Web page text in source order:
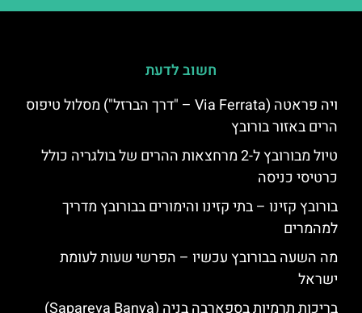
חשוב לדעת
ויה פראטה (Via Ferrata – "דרך הברזל") מסלול טיפוס
הרים באזור בורובץ
טיול מבורובץ ל-2 מרחצאות ההרים של בולגריה כולל
כרטיסי כניסה
בורובץ קזינו – בתי קזינו והימורים בבורובץ מדריך
למהמרים
מה השעה בבורובץ עכשיו – הפרשי שעות לעומת
ישראל
בריכות תרמיות בספארבה בניה (Sapareva Banya)